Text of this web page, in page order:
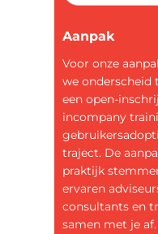
Aanpak
Voor onze
we onderscheid
een open-
incompany
traject. De
praktijk
ervaren
consultants en
samen met je af.